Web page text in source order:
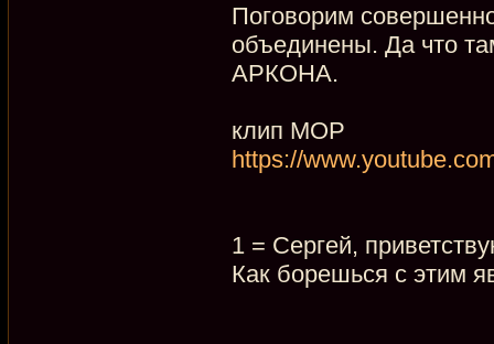
Поговорим
объединены. Да что
АРКОНА.
клип МОР
https://
1 = Сергей,
Как борешься с этим